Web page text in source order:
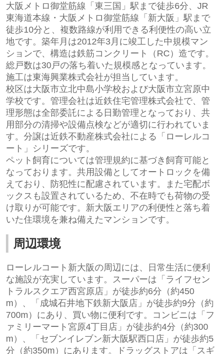
大阪メトロ御堂筋線「東三国」駅まで徒歩6分、JR
東海道本線・大阪メトロ御堂筋線「新大阪」駅まで
徒歩10分と、複数路線が利用できる利便性の高い立
地です。築年月は2012年3月に竣工した中規模マン
ションで、構造は鉄筋コンクリート（RC）造です。
総戸数は30戸の落ち着いた規模感となっています。
施工は東海興業株式会社が担当しています。
校区は大阪市立北中島小学校および大阪市立宮原中
学校です。管理会社は近鉄住宅管理株式会社で、管
理形態は全部委託による日勤管理となっており、共
用部分の清掃や設備点検などが適切に行われていま
す。分譲は近鉄不動産株式会社による「ローレルコ
ート」シリーズです。
ペット飼育については管理規約に基づき飼育可能と
なっております。共用設備としてオートロックを備
えており、防犯性に配慮されています。また宅配ボ
ックスも設置されているため、不在時でも荷物の受
け取りが可能です。新大阪エリアの利便性と落ち着
いた住環境を兼ね備えたマンションです。
周辺環境
ローレルコート新大阪の周辺には、日常生活に便利
な施設が充実しています。スーパーは「ライフセン
トラルスクエア西宮原店」が徒歩約6分（約450
m）、「成城石井地下鉄新大阪店」が徒歩約9分（約
700m）にあり、買い物に便利です。コンビニは「フ
ァミリーマート宮原4丁目店」が徒歩約4分（約300
m）、「セブンイレブン新大阪駅西口店」が徒歩約5
分（約350m）にあります。ドラッグストアは「スギ